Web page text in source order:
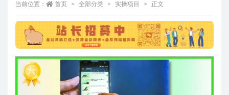
当前位置： 首页 全部分类 实操项目 正文